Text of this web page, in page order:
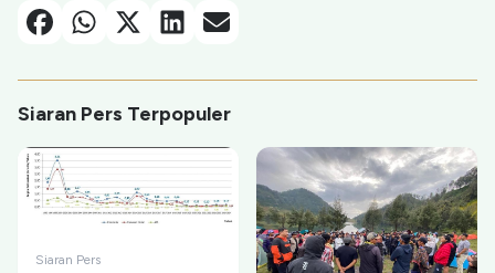
FacebookWhatsappX-TwitterLinkedin
Email
Siaran Pers Terpopuler
Siaran Pers